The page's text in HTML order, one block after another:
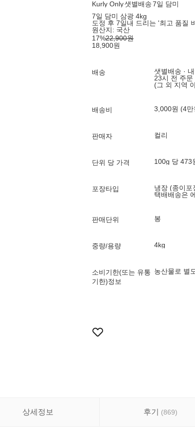
Kurly Only샛별배송7일 담미
7일 담미 삼광 4kg
도정 후 7일내 드리는 '최고 품질
원산지: 국산
17%22,900원
18,900원
배송
샛별배송 ·
23시 전 주
(그 외 지역
배송비 3,000원 (4
판매자 컬리
단위 당 가격 100g 당 473
포장타입
냉장 (종이포
택배배송은
판매단위 봉
중량/용량 4kg
소비기한(또는 유통
기한)정보
농산물로 별
상세정보 후기 (869)